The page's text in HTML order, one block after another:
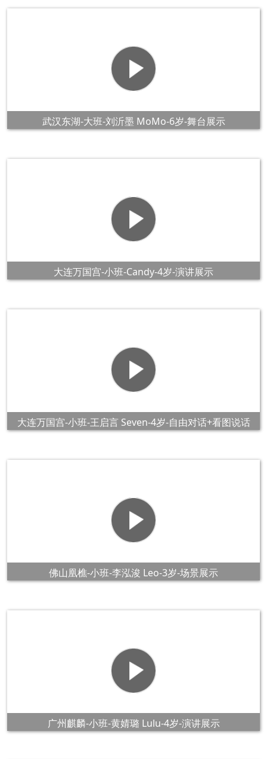
武汉东湖-大班-刘沂墨 MoMo-6岁-舞台展示
大连万国宫-小班-Candy-4岁-演讲展示
大连万国宫-小班-王启言 Seven-4岁-自由对话+看图说话
佛山凰樵-小班-李泓浚 Leo-3岁-场景展示
广州麒麟-小班-黄婧璐 Lulu-4岁-演讲展示